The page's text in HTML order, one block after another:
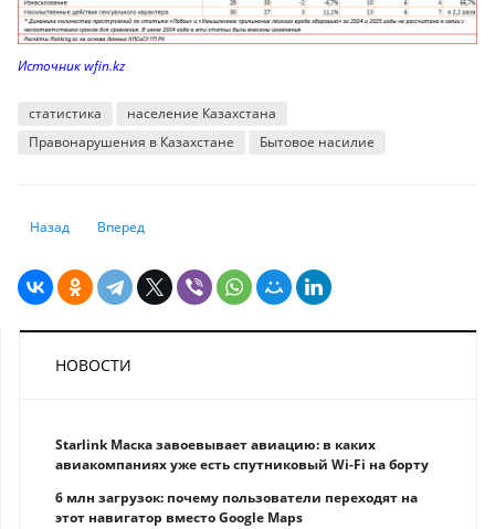
Источник wfin.kz
статистика
население Казахстана
Правонарушения в Казахстане
Бытовое насилие
Предыдущий: Как в Казахстане развивается внутренняя трудовая
Назад Следующий: Личный менеджер, страхование,
Вперед
НОВОСТИ
Starlink Маска завоевывает авиацию: в каких
авиакомпаниях уже есть спутниковый Wi-Fi на борту
6 млн загрузок: почему пользователи переходят на
этот навигатор вместо Google Maps